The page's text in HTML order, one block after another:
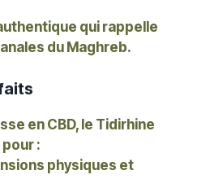
qui rappelle
du Maghreb.
en CBD, le Tidirhine
:
physiques et